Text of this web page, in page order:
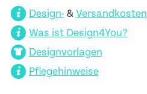
Design-& Versandkosten
Was ist Design4You?
Designvorlagen
Pflegehinweise